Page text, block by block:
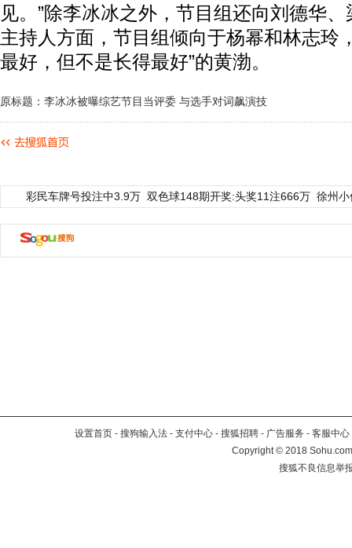
见。”除李冰冰之外，节目组还向刘德华
主持人方面，节目组倾向于杨幂和林志玲
最好，但不是长得最好”的黄渤。
原标题：李冰冰被曝综艺节目当评委 与选手对词飙演技
彩民车牌号投注中3.9万 双色球148期开奖:头奖11注666万 徐州
设置首页 - 搜狗输入法 - 支付中心 - 搜狐招聘 - 广告服务 - 客服中心
Copyright©2018
搜狐不良信息举